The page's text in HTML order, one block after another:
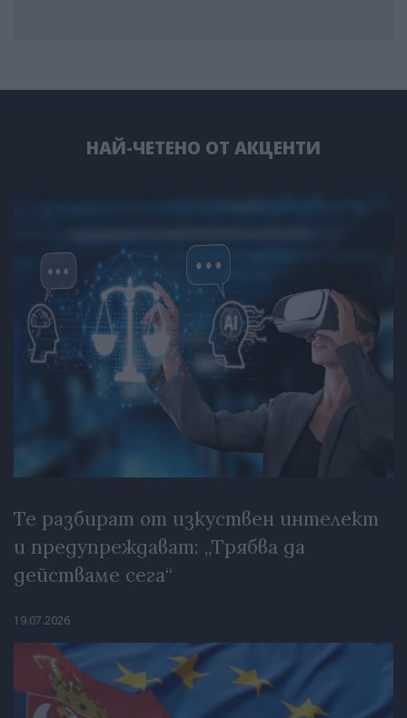
НАЙ-ЧЕТЕНО ОТ АКЦЕНТИ
Те разбират от изкуствен интелект
и предупреждават: „Трябва да
действаме сега“
19.07.2026